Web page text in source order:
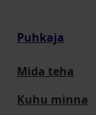
Puhkaja
Mida teha
Kuhu minna